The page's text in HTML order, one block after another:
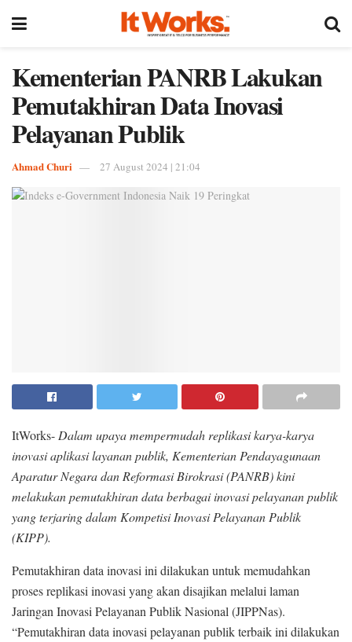
Kementerian PANRB Lakukan
Pemutakhiran Data Inovasi
Pelayanan Publik
Ahmad Churi 27 August 2024 | 21:04
ItWorks- Dalam upaya mempermudah replikasi karya-karya
inovasi aplikasi layanan publik, Kementerian Pendayagunaan
Aparatur Negara dan Reformasi Birokrasi (PANRB) kini
melakukan pemutakhiran data berbagai inovasi pelayanan publik
yang terjaring dalam Kompetisi Inovasi Pelayanan Publik
(KIPP).
Pemutakhiran data inovasi ini dilakukan untuk memudahkan
proses replikasi inovasi yang akan disajikan melalui laman
Jaringan Inovasi Pelayanan Publik Nasional (JIPPNas).
“Pemutakhiran data inovasi pelayanan publik terbaik ini dilakukan